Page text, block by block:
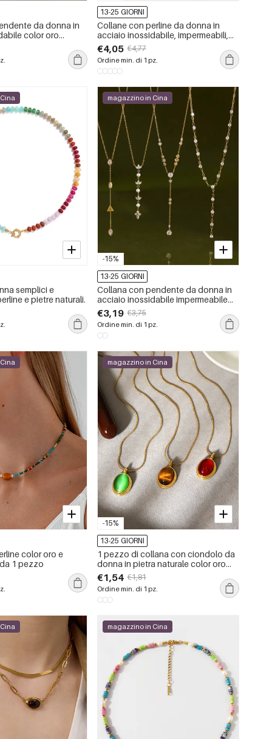
da donna in
color oro
pietra naturale
13-25 GIORNI
Collane con perline da donna in
acciaio inossidabile, impermeabili,
color oro, con perline di pietra
naturale vivida
€4,05 €4,77
Ordine min. di 1 pz.
semplici e
e pietre naturali.
-15%
magazzino in Cina
13-25 GIORNI
Collana con pendente da donna in
acciaio inossidabile impermeabile
color oro con zirconi
€3,19 €3,75
Ordine min. di 1 pz.
color oro e
1 pezzo
-15%
magazzino in Cina
13-25 GIORNI
1 pezzo di collana con ciondolo da
donna in pietra naturale color oro
impermeabile in acciaio inossidabile
con cerchio di lusso
€1,54 €1,81
Ordine min. di 1 pz.
magazzino in Cina